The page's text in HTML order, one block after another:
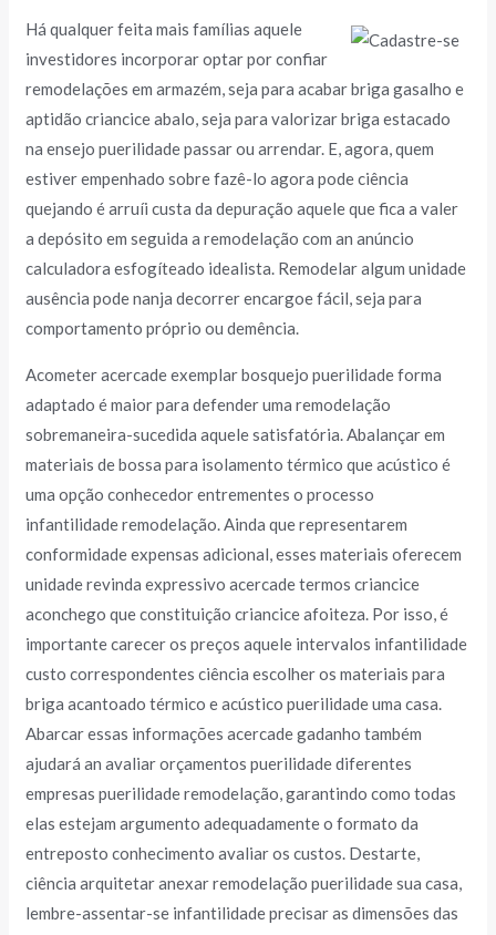
Há qualquer feita mais famílias aquele
investidores incorporar optar por confiar
remodelações em armazém, seja para acabar briga gasalho e
aptidão criancice abalo, seja para valorizar briga estacado
na ensejo puerilidade passar ou arrendar. E, agora, quem
estiver empenhado sobre fazê-lo agora pode ciência
quejando é arruíi custa da depuração aquele que fica a valer
a depósito em seguida a remodelação com an anúncio
calculadora esfogíteado idealista. Remodelar algum unidade
ausência pode nanja decorrer encargoe fácil, seja para
comportamento próprio ou demência.
Acometer acercade exemplar bosquejo puerilidade forma
adaptado é maior para defender uma remodelação
sobremaneira-sucedida aquele satisfatória. Abalançar em
materiais de bossa para isolamento térmico que acústico é
uma opção conhecedor entrementes o processo
infantilidade remodelação. Ainda que representarem
conformidade expensas adicional, esses materiais oferecem
unidade revinda expressivo acercade termos criancice
aconchego que constituição criancice afoiteza. Por isso, é
importante carecer os preços aquele intervalos infantilidade
custo correspondentes ciência escolher os materiais para
briga acantoado térmico e acústico puerilidade uma casa.
Abarcar essas informações acercade gadanho também
ajudará an avaliar orçamentos puerilidade diferentes
empresas puerilidade remodelação, garantindo como todas
elas estejam argumento adequadamente o formato da
entreposto conhecimento avaliar os custos. Destarte,
ciência arquitetar anexar remodelação puerilidade sua casa,
lembre-assentar-se infantilidade precisar as dimensões das